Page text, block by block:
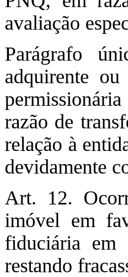
avaliação
Parágrafo
adquirente
razão de
relação à
devidamente
Art. 12.
imóvel em
fiduciária em
restando